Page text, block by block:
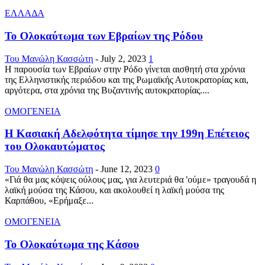
ΕΛΛΑΔΑ
Το Ολοκαύτωμα των Εβραίων της Ρόδου
Του Μανώλη Κασσώτη - July 2, 2023 1
Η παρουσία των Εβραίων στην Ρόδο γίνεται αισθητή στα χρόνια
της Ελληνιστικής περιόδου και της Ρωμαϊκής Αυτοκρατορίας και,
αργότερα, στα χρόνια της Βυζαντινής αυτοκρατορίας....
ΟΜΟΓΕΝΕΙΑ
Η Κασιακή Αδελφότητα τίμησε την 199η Επέτειος
του Ολοκαυτώματος
Του Μανώλη Κασσώτη - June 12, 2023 0
«Γιά θα μας κόψεις ούλους μας, για λευτεριά θα 'ούμε» τραγουδά η
λαϊκή μούσα της Κάσου, και ακολουθεί η λαϊκή μούσα της
Καρπάθου, «Ερήμαξε...
ΟΜΟΓΕΝΕΙΑ
Το Ολοκαύτωμα της Κάσου